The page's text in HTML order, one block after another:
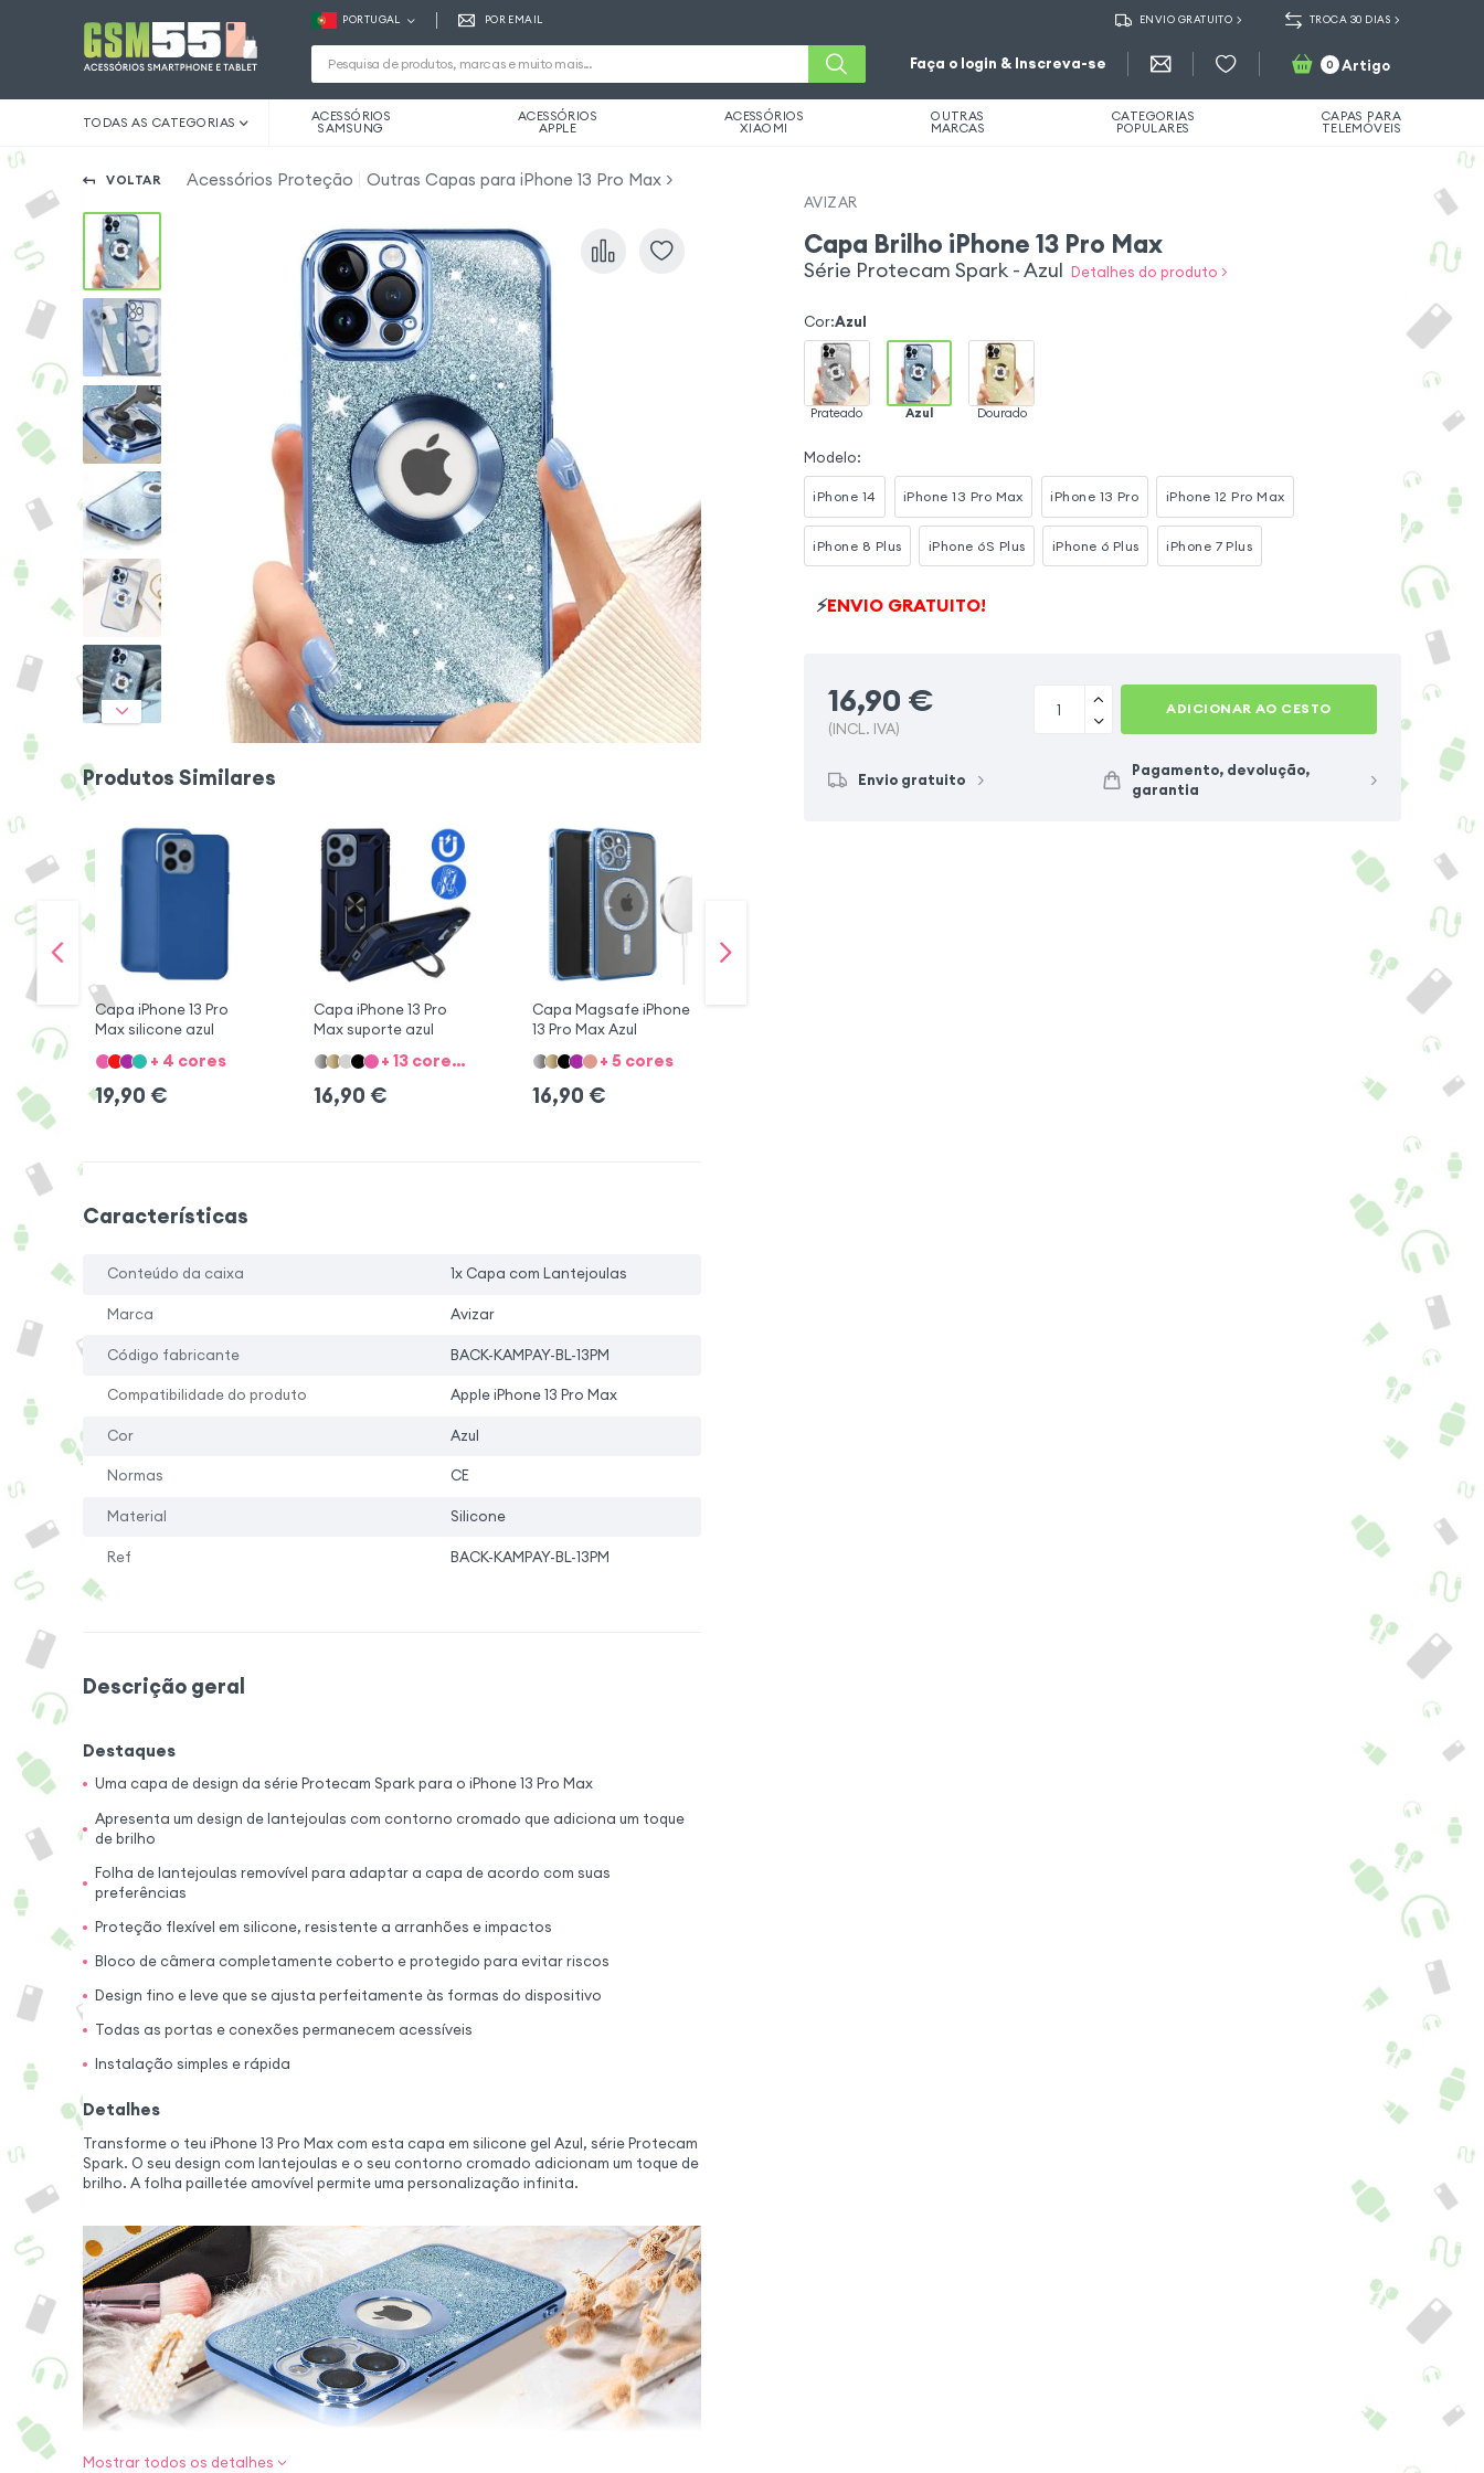
PORTUGAL POR EMAIL ENVIO GRATUITO TROCA 30 DIAS
Faça o login & Inscreva-se 0 Artigo
TODAS AS CATEGORIAS ACESSÓRIOS
SAMSUNG
ACESSÓRIOS
APPLE
ACESSÓRIOS
XIAOMI
OUTRAS
MARCAS
CATEGORIAS
POPULARES
CAPAS PARA
TELEMÓVEIS
VOLTAR Acessórios Proteção Outras Capas para iPhone 13 Pro Max
Produtos Similares
Capa iPhone 13 Pro
Max silicone azul
+ 4 cores
19,90 €
Capa iPhone 13 Pro
Max suporte azul
+ 13 cores + 1 Modelo
16,90 €
Capa Magsafe iPhone
13 Pro Max Azul
+ 5 cores
16,90 €
Características
Conteúdo da caixa 1x Capa com Lantejoulas
Marca Avizar
Código fabricante BACK-KAMPAY-BL-13PM
Compatibilidade do produto Apple iPhone 13 Pro Max
Cor Azul
Normas CE
Material Silicone
Ref BACK-KAMPAY-BL-13PM
Descrição geral
Destaques
Uma capa de design da série Protecam Spark para o iPhone 13 Pro Max
Apresenta um design de lantejoulas com contorno cromado que adiciona um toque
de brilho
Folha de lantejoulas removível para adaptar a capa de acordo com suas
preferências
Proteção flexível em silicone, resistente a arranhões e impactos
Bloco de câmera completamente coberto e protegido para evitar riscos
Design fino e leve que se ajusta perfeitamente às formas do dispositivo
Todas as portas e conexões permanecem acessíveis
Instalação simples e rápida
Detalhes
Transforme o teu iPhone 13 Pro Max com esta capa em silicone gel Azul, série Protecam
Spark. O seu design com lantejoulas e o seu contorno cromado adicionam um toque de
brilho. A folha pailletée amovível permite uma personalização infinita.
Mostrar todos os detalhes
AVIZAR
Capa Brilho iPhone 13 Pro Max
Série Protecam Spark - Azul Detalhes do produto >
Cor:Azul
Prateado Azul Dourado
Modelo:
iPhone 14 iPhone 13 Pro Max iPhone 13 Pro iPhone 12 Pro Max
iPhone 8 Plus iPhone 6S Plus iPhone 6 Plus iPhone 7 Plus
⚡ENVIO GRATUITO!
16,90 €
(INCL. IVA)
ADICIONAR AO CESTO
Envio gratuito
Pagamento, devolução,
garantia